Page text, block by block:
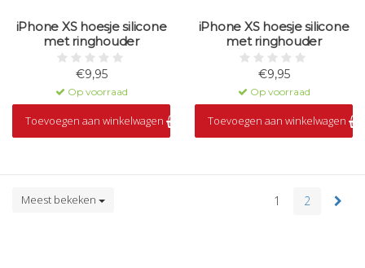
iPhone XS hoesje silicone
met ringhouder
€9,95
Op voorraad
Toevoegen aan winkelwagen
iPhone XS hoesje silicone
met ringhouder
€9,95
Op voorraad
Toevoegen aan winkelwagen
Meest bekeken 1 2